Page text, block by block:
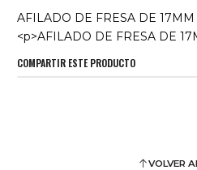
AFILADO DE FRESA DE 17MM
<p>AFILADO DE FRESA DE
COMPARTIR ESTE PRODUCTO
VOLVER